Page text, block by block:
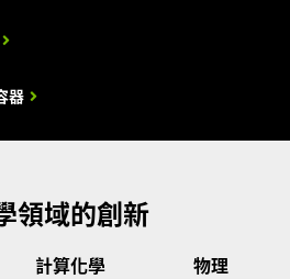
器
領域的創新
計算化學 物理